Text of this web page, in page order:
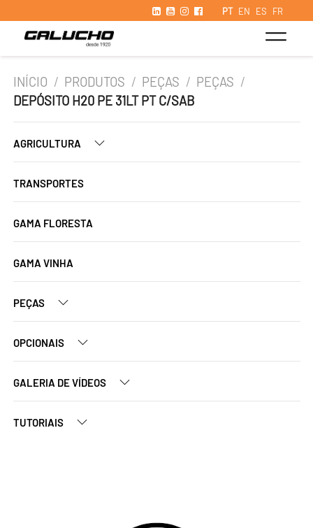
PT EN ES FR
INÍCIO / PRODUTOS / PEÇAS / PEÇAS /
DEPÓSITO H20 PE 31LT PT C/SAB
AGRICULTURA
TRANSPORTES
GAMA FLORESTA
GAMA VINHA
PEÇAS
OPCIONAIS
GALERIA DE VÍDEOS
TUTORIAIS